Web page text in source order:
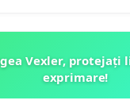
Vexler, protejați
exprimare!